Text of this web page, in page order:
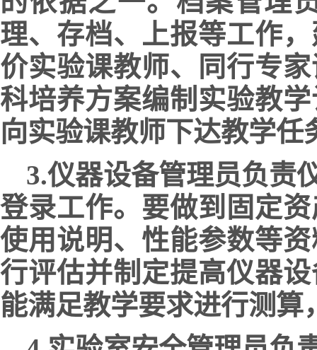
理、存档、上报等工作
价实验课教师、同行专
科培养方案编制实验教
向实验课教师下达教学任
3.仪器设备管理员负责
登录工作。要做到固定
使用说明、性能参数等
行评估并制定提高仪器
能满足教学要求进行测